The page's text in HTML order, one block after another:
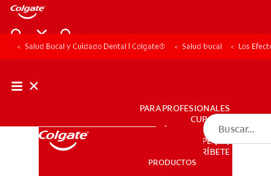
PRODUCTOS
PARA PROFESIONALES
CUPONES
DÓNDE COMPRAR
PE (ES)
SUSCRÍBETE
PRODUCTOS
Salud Bucal y Cuidado Dental | Colgate® Salud bucal Los